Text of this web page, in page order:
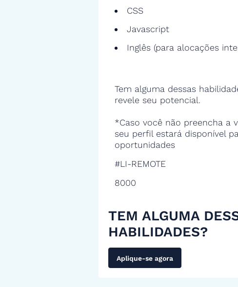
CSS
Javascript
Inglês (para alocações
Tem alguma dessas
revele seu potencial.
*Caso você não preencha a
seu perfil estará disponível
oportunidades
#LI-REMOTE
8000
TEM ALGUMA
HABILIDADES?
Aplique-se agora